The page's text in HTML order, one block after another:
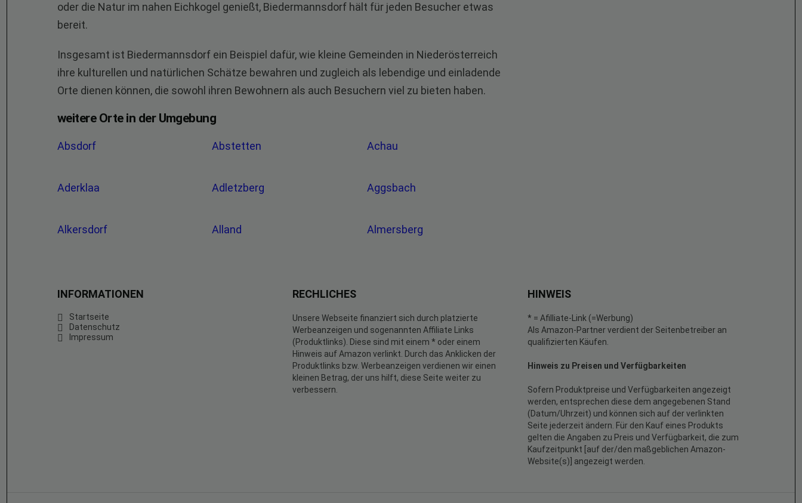
oder die Natur im nahen Eichkogel genießt, Biedermannsdorf hält für jeden Besucher etwas
bereit.
Insgesamt ist Biedermannsdorf ein Beispiel dafür, wie kleine Gemeinden in Niederösterreich
ihre kulturellen und natürlichen Schätze bewahren und zugleich als lebendige und einladende
Orte dienen können, die sowohl ihren Bewohnern als auch Besuchern viel zu bieten haben.
weitere Orte in der Umgebung
Absdorf Abstetten Achau
Aderklaa Adletzberg Aggsbach
Alkersdorf Alland Almersberg
INFORMATIONEN
Startseite
Datenschutz
Impressum
RECHLICHES
Unsere Webseite finanziert sich durch platzierte
Werbeanzeigen und sogenannten Affiliate Links
(Produktlinks). Diese sind mit einem * oder einem
Hinweis auf Amazon verlinkt. Durch das Anklicken der
Produktlinks bzw. Werbeanzeigen verdienen wir einen
kleinen Betrag, der uns hilft, diese Seite weiter zu
verbessern.
HINWEIS
* = Afilliate-Link (=Werbung)
Als Amazon-Partner verdient der Seitenbetreiber an
qualifizierten Käufen.
Hinweis zu Preisen und Verfügbarkeiten
Sofern Produktpreise und Verfügbarkeiten angezeigt
werden, entsprechen diese dem angegebenen Stand
(Datum/Uhrzeit) und können sich auf der verlinkten
Seite jederzeit ändern. Für den Kauf eines Produkts
gelten die Angaben zu Preis und Verfügbarkeit, die zum
Kaufzeitpunkt [auf der/den maßgeblichen Amazon-
Website(s)] angezeigt werden.